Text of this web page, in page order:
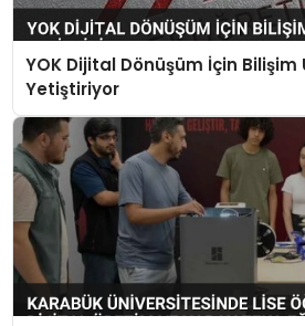
YOK Dijital Dönüşüm İçin Bilişim
Yetiştiriyor